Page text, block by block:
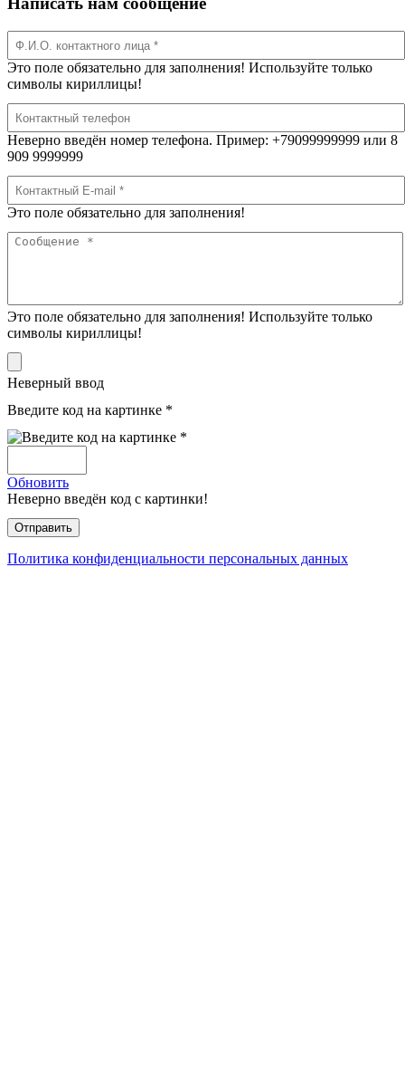
Это поле обязательно для заполнения! Используйте только
символы кириллицы!
Неверно введён номер телефона. Пример: +79099999999 или 8
909 9999999
Это поле обязательно для заполнения!
Это поле обязательно для заполнения! Используйте только
символы кириллицы!
Неверный ввод
Введите код на картинке *
Обновить
Неверно введён код с картинки!
Политика конфиденциальности персональных данных